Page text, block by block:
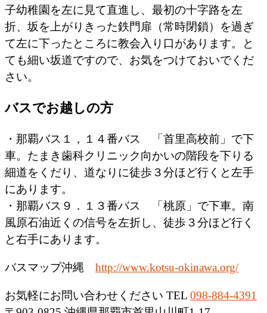
子幼稚園を左に見て直進し、最初の十字路を左
折、坂を上がりきった鉄門扉（常時閉鎖）を過ぎ
て左に下ったところに教会入り口があります。と
ても細い坂道ですので、お気をつけておいでくだ
さい。
バスでお越しの方
・那覇バス１，１４番バス 「首里高校前」で下
車。たまき歯科クリニック向かいの階段を下りる
細道をくだり、道なりに徒歩３分ほど行くと左手
にあります。
・那覇バス９．１３番バス 「桃原」で下車。南
風原石油近くの信号を左折し、徒歩３分ほど行く
と右手にあります。
バスマップ沖縄 http://www.kotsu-okinawa.org/
お気軽にお問い合わせください TEL 098-884-4391